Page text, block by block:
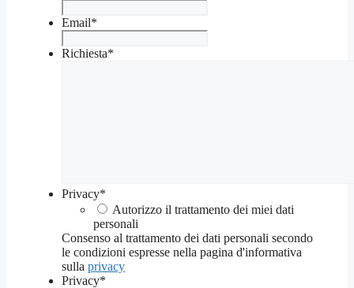
Email*
Richiesta*
Privacy*
Autorizzo il trattamento dei miei dati
personali
Consenso al trattamento dei dati personali secondo
le condizioni espresse nella pagina d'informativa
sulla privacy
Privacy*